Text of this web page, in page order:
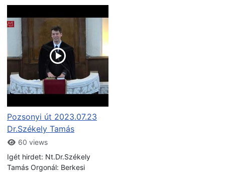
Pozsonyi út 2023.07.23
Dr.Székely Tamás
60 views
Igét hirdet: Nt.Dr.Székely
Tamás Orgonál: Berkesi